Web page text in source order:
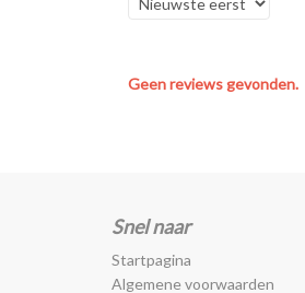
Geen reviews gevonden.
Snel naar
Startpagina
Algemene voorwaarden